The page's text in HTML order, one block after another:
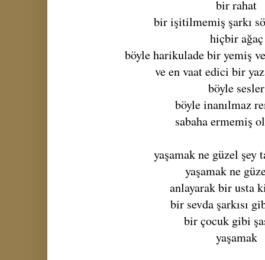
bir rahat
bir işitilmemiş şarkı
hiçbir ağaç
böyle harikulade bir yemiş
ve en vaat edici bir
böyle sesler
böyle inanılmaz
sabaha ermemiş
yaşamak ne güzel şey
yaşamak ne
anlayarak bir usta
bir sevda şarkısı
bir çocuk gibi
yaşamak